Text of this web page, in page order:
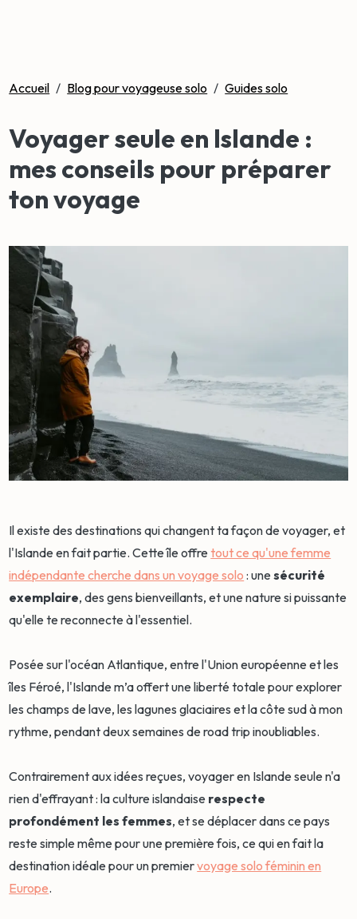
Accueil / Blog pour voyageuse solo / Guides solo
Voyager seule en Islande :
mes conseils pour préparer
ton voyage
Il existe des destinations qui changent ta façon de voyager, et
l'Islande en fait partie. Cette île offretout ce qu'une femme
indépendante cherche dans un voyage solo : unesécurité
exemplaire, des gens bienveillants, et une nature si puissante
qu'elle te reconnecte à l'essentiel.
Posée sur l'océan Atlantique, entre l'Union européenne et les
îles Féroé, l'Islande m’a offert une liberté totale pour explorer
les champs de lave, les lagunes glaciaires et la côte sud à mon
rythme, pendant deux semaines de road trip inoubliables.
Contrairement aux idées reçues, voyager en Islande seule n'a
rien d'effrayant : la culture islandaise respecte
profondément les femmes, et se déplacer dans ce pays
reste simple même pour une première fois, ce qui en fait la
destination idéale pour un premiervoyage solo féminin en
Europe.